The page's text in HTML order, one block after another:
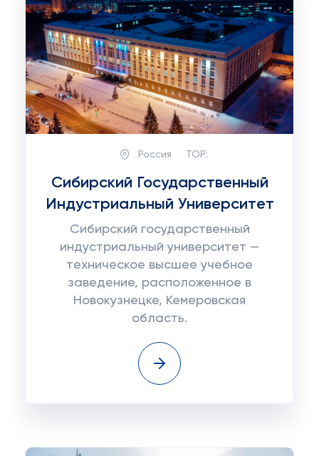
Россия TOP:
Сибирский Государственный
Индустриальный Университет
Сибирский государственный
индустриальный университет —
техническое высшее учебное
заведение, расположенное в
Новокузнецке, Кемеровская
область.